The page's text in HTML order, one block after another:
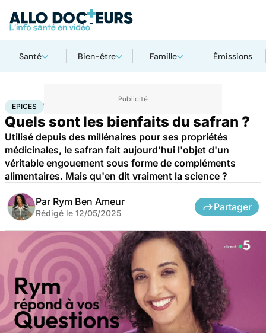
Santé Bien-être Famille Émissions
AccueilBien-être
EPICES
Quels sont les bienfaits du safran ?
Utilisé depuis des millénaires pour ses propriétés
médicinales, le safran fait aujourd'hui l'objet d'un
véritable engouement sous forme de compléments
alimentaires. Mais qu'en dit vraiment la science ?
Par Rym Ben Ameur
Rédigé le 12/05/2025
Partager